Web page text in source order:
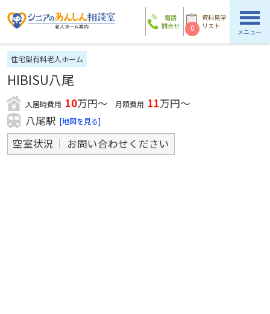
電話
問合せ
資料見学
リスト
0 メニュー
住宅型有料老人ホーム
HIBISU八尾
入居時費用 10万円～ 月額費用 11万円～
八尾駅 [地図を見る]
空室状況 お問い合わせください